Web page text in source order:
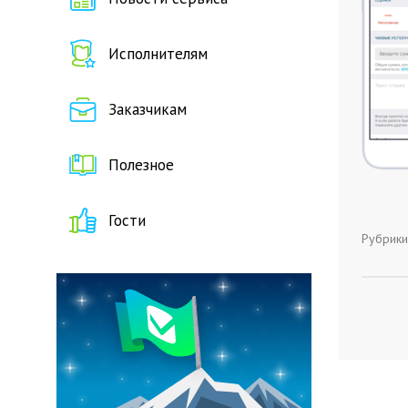
Исполнителям
Заказчикам
Полезное
Гости